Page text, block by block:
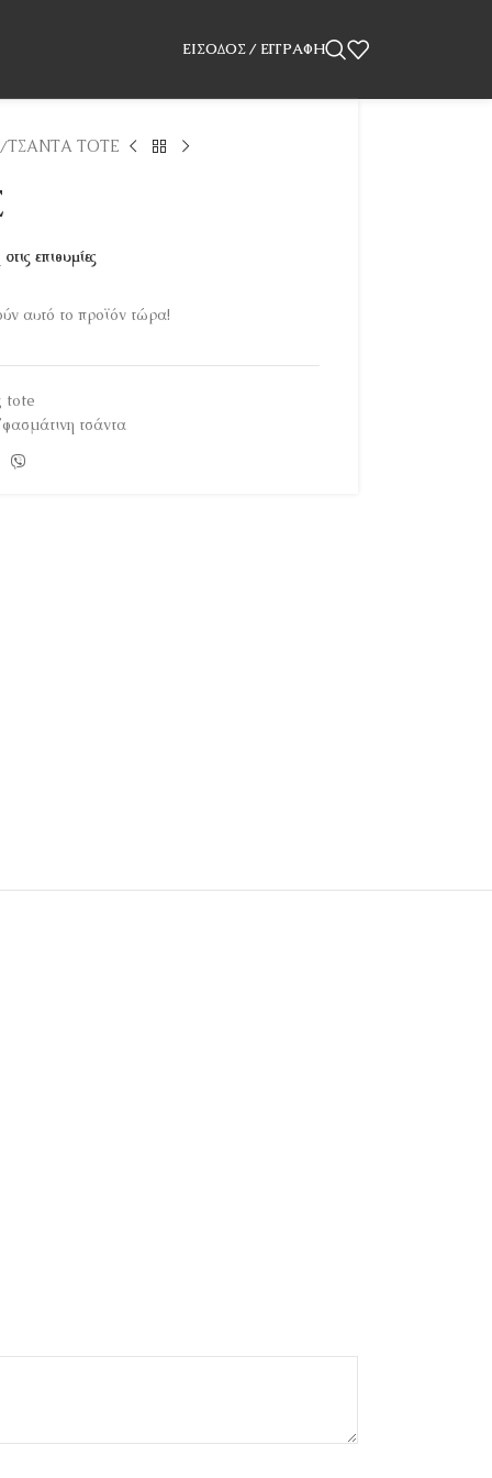
ΕΊΣΟΔΟΣ / ΕΓΓΡΑΦΉ
ΤΣΑΝΤΑ ΤΟΤΕ
επιθυμίες
αυτό το προϊόν τώρα!
tote
τσάντα